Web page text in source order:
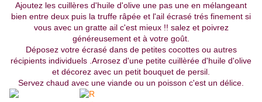
Ajoutez les cuillères d'huile d'olive une pas une en mélangeant
bien entre deux puis la truffe râpée et l'ail écrasé trés finement si
vous avec un gratte ail c'est mieux !! salez et poivrez
généreusement et à votre goût.
Déposez votre écrasé dans de petites cocottes ou autres
récipients individuels .Arrosez d'une petite cuillèrée d'huile d'olive
et décorez avec un petit bouquet de persil.
Servez chaud avec une viande ou un poisson c'est un délice.